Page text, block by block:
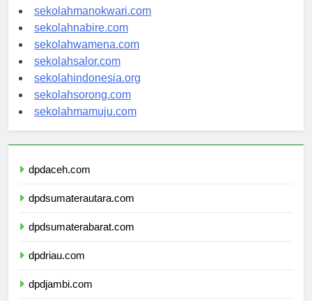
sekolahjayapura.com
sekolahmanokwari.com
sekolahnabire.com
sekolahwamena.com
sekolahsalor.com
sekolahindonesia.org
sekolahsorong.com